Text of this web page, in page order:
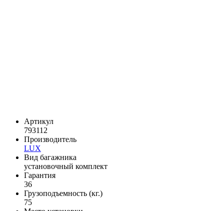
Артикул
793112
Производитель
LUX
Вид багажника
установочный комплект
Гарантия
36
Грузоподъемность (кг.)
75